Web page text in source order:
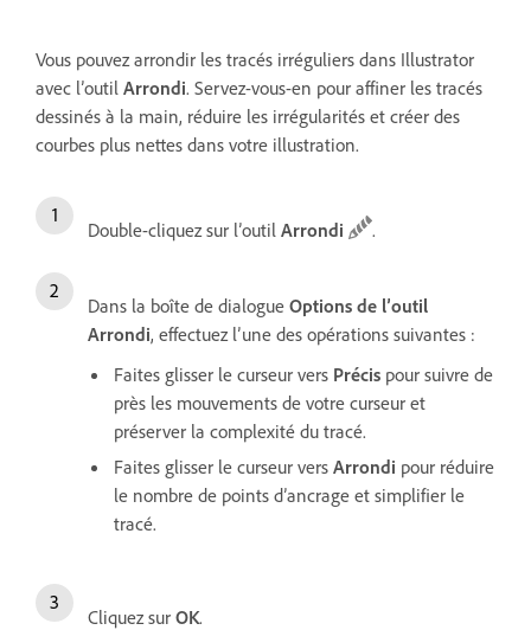
Vous pouvez arrondir les tracés irréguliers dans Illustrator
avec l’outil Arrondi. Servez-vous-en pour affiner les tracés
dessinés à la main, réduire les irrégularités et créer des
courbes plus nettes dans votre illustration.
Double-cliquez sur l’outil Arrondi .
Dans la boîte de dialogue Options de l’outil
Arrondi, effectuez l’une des opérations suivantes :
Faites glisser le curseur vers Précis pour suivre de
près les mouvements de votre curseur et
préserver la complexité du tracé.
Faites glisser le curseur vers Arrondi pour réduire
le nombre de points d’ancrage et simplifier le
tracé.
Cliquez sur OK.